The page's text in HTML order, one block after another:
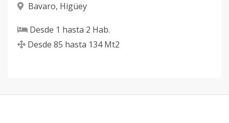
Bavaro, Higüey
Desde 1 hasta 2 Hab.
Desde 85 hasta 134 Mt2